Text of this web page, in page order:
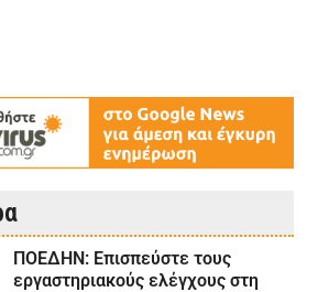
ΠΟΕΔΗΝ: Επισπεύστε τους
εργαστηριακούς ελέγχους στη